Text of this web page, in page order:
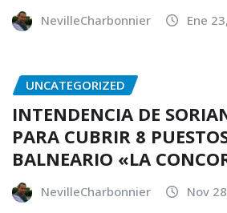
NevilleCharbonnier Ene
UNCATEGORIZED
INTENDENCIA DE
PARA CUBRIR 8
BALNEARIO «LA
NevilleCharbonnier Nov